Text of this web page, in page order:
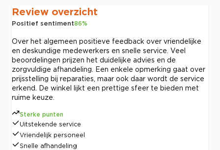
Review overzicht
Positief sentiment86%
Over het algemeen positieve feedback over vriendelijke
en deskundige medewerkers en snelle service. Veel
beoordelingen prijzen het duidelijke advies en de
zorgvuldige afhandeling. Een enkele opmerking gaat over
prijsstelling bij reparaties, maar ook daar wordt de service
erkend. De winkel lijkt een prettige sfeer te bieden met
ruime keuze.
Sterke punten
Uitstekende service
Vriendelijk personeel
Snelle afhandeling